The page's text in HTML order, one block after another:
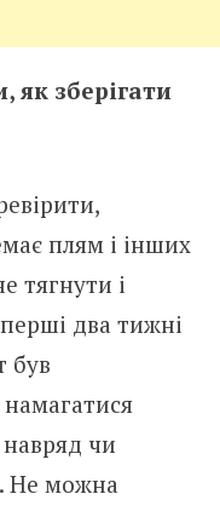
як зберігати
плям і інших
тягнути і
два тижні
був
навряд чи
Не можна